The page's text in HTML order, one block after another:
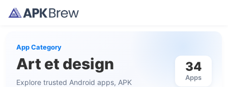
App Category
Art et design
Explore trusted Android apps, APK
34
Apps